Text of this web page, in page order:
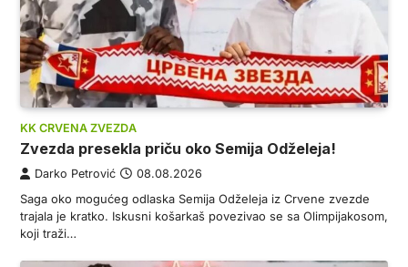
KK CRVENA ZVEZDA
Zvezda presekla priču oko Semija Odželeja!
Darko Petrović 08.08.2026
Saga oko mogućeg odlaska Semija Odželeja iz Crvene zvezde
trajala je kratko. Iskusni košarkaš povezivao se sa Olimpijakosom,
koji traži…